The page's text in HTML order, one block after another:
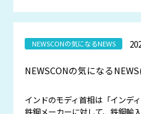
NEWSCONの気になるNEWS
NEWSCONの気になる
インドのモディ首相は「インデ